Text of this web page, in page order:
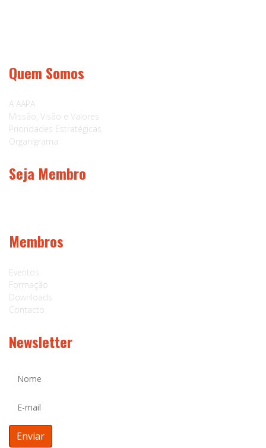
Quem Somos
A AAPA
Missão, Visão e Valores
Prioridades Estratégicas
Organigrama
Seja Membro
Membros
Eventos
Formação
Downloads
Contacto
Newsletter